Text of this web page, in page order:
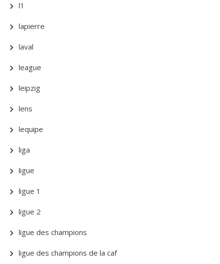
l1
lapierre
laval
league
leipzig
lens
lequipe
liga
ligue
ligue 1
ligue 2
ligue des champions
ligue des champions de la caf